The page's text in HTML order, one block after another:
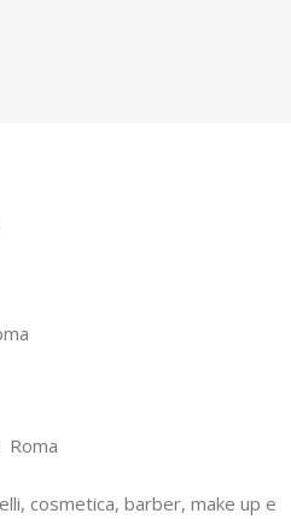
Roma
cosmetica, barber, make up e